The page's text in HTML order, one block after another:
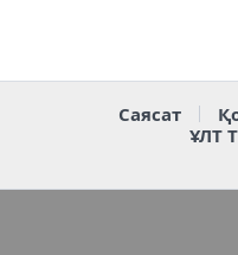
Саясат
ҰЛТ